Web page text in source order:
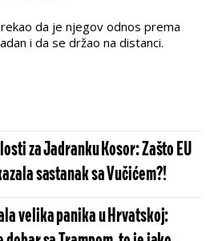
da je njegov odnos prema
i da se držao na distanci.
za Jadranku Kosor: Zašto EU
sastanak sa Vučićem?!
velika panika u Hrvatskoj: